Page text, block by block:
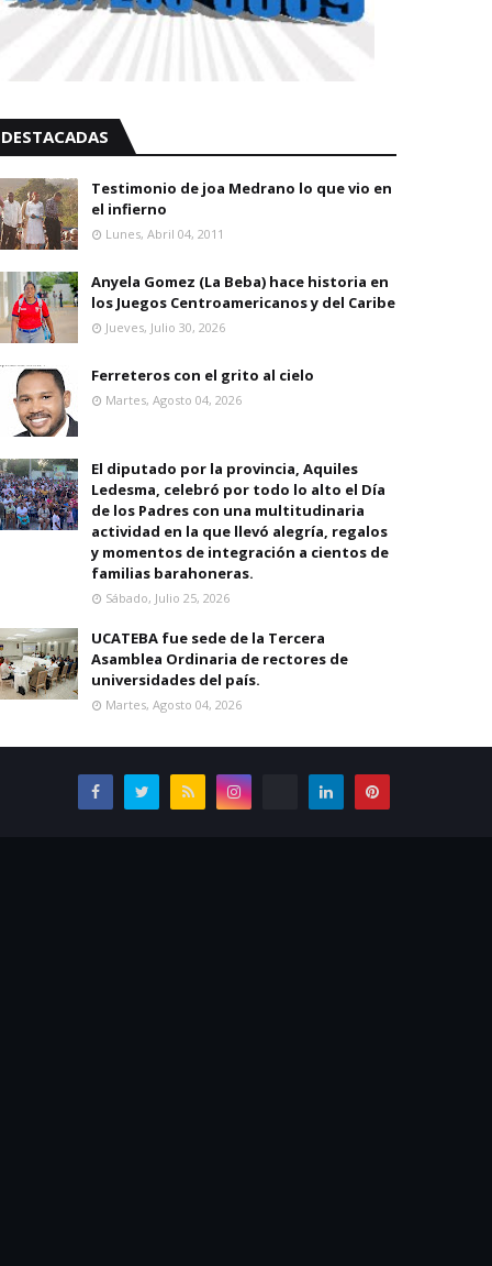
DESTACADAS
Testimonio de joa Medrano lo que vio en
el infierno
Lunes, Abril 04, 2011
Anyela Gomez (La Beba) hace historia en
los Juegos Centroamericanos y del Caribe
Jueves, Julio 30, 2026
Ferreteros con el grito al cielo
Martes, Agosto 04, 2026
El diputado por la provincia, Aquiles
Ledesma, celebró por todo lo alto el Día
de los Padres con una multitudinaria
actividad en la que llevó alegría, regalos
y momentos de integración a cientos de
familias barahoneras.
Sábado, Julio 25, 2026
UCATEBA fue sede de la Tercera
Asamblea Ordinaria de rectores de
universidades del país.
Martes, Agosto 04, 2026